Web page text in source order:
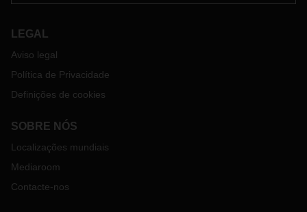
em todos os países da rede europeia DACHSER, a partir de
dia 1 de julho de 2020.
Na Península Ibérica, o serviço de targo on-site para
clientes B2C estará disponível para envios de exportação e
importação.
LEGAL
Aviso legal
Política de Privacidade
Definições de cookies
SOBRE NÓS
Localizações mundiais
Mediaroom
Contacte-nos